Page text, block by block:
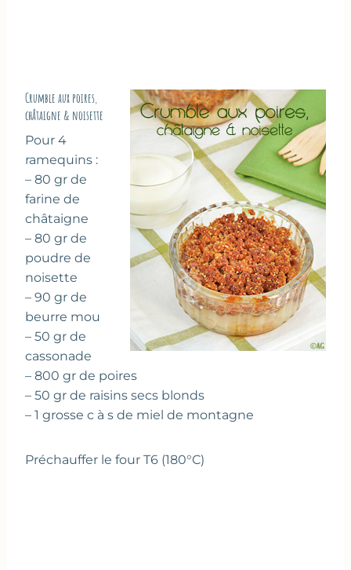
Crumble aux poires,
châtaigne & noisette
Pour 4
ramequins :
– 80 gr de
farine de
châtaigne
– 80 gr de
poudre de
noisette
– 90 gr de
beurre mou
– 50 gr de
cassonade
– 800 gr de poires
– 50 gr de raisins secs blonds
– 1 grosse c à s de miel de montagne
Préchauffer le four T6 (180°C)